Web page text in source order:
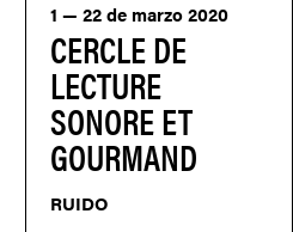
CERCLE DE
LECTURE
SONORE ET
GOURMAND
1 — 22 de marzo 2020
RUIDO